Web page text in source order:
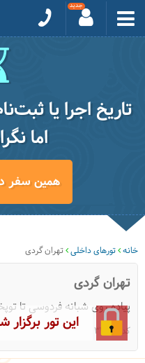
تاریخ اجرا یا
اما
همین سفر
خانه تورهای داخلی تهران گردی
تهران گردی
پیاده روی شبانه فردوسی تا
کد: 33011
این تور